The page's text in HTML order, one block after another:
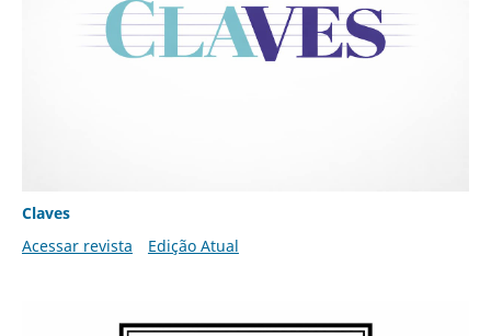
Claves
Acessar revista
Edição Atual